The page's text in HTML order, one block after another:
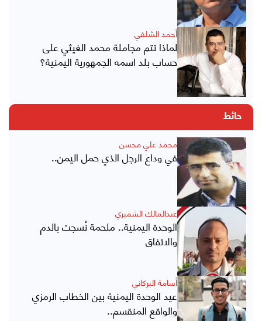
أحمد الشلفي
لماذا تتم مجاملة محمد الغيثي على
حساب بلد اسمه الجمهورية اليمنية؟
حائط
محمد علي محسن
في وداع الرجل الذي حمل اليمن..
عبدالمالك الشميري
الوحدة اليمنية.. ملحمة نُسجت بالدم
والاتفاق
أسامة البركاني
عيد الوحدة اليمنية بين الخطاب الرمزي
والواقع المنقسم..